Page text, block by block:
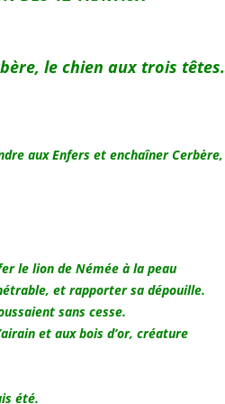
le chien aux trois têtes.
aux Enfers et enchaîner Cerbère,
le lion de Némée à la peau
et rapporter sa dépouille.
sans cesse.
et aux bois d’or, créature
été.